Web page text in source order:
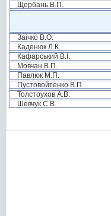
Щербань В.П.
Заічко В.О.
Каденюк Л.К.
Кафарський В.І.
Мовчан В.П.
Павлюк М.П.
Пустовойтенко В.П.
Толстоухов А.В.
Шевчук С.В.